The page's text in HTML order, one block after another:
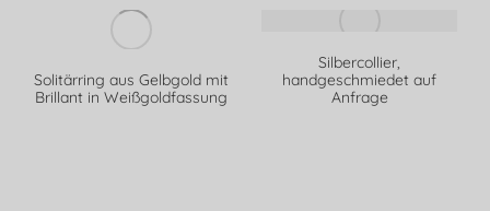
Solitärring aus Gelbgold mit
Brillant in Weißgoldfassung
Silbercollier,
handgeschmiedet auf
Anfrage